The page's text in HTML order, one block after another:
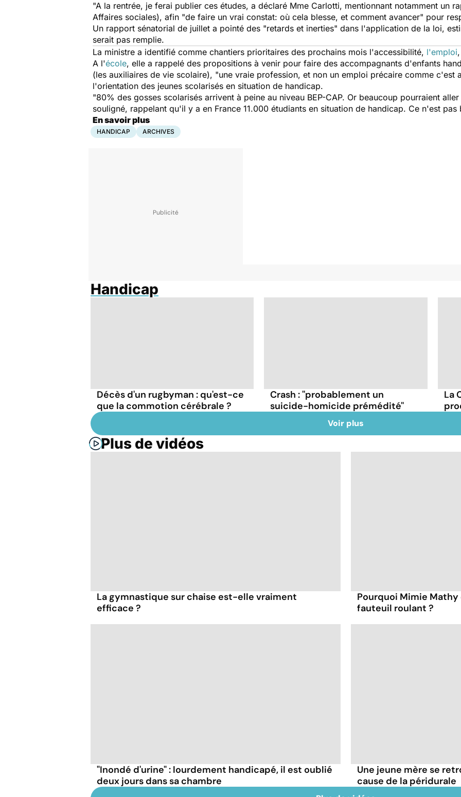
"A la rentrée, je ferai publier ces études, a déclaré Mme Carlotti, mentionnant notamment un
Affaires sociales), afin "de faire un vrai constat: où cela blesse, et comment avancer" pour
Un rapport sénatorial de juillet a pointé des "retards et inerties" dans l'application de la loi,
serait pas remplie.
La ministre a identifié comme chantiers prioritaires des prochains mois l'accessibilité, l'emploi
A l'école, elle a rappelé des propositions à venir pour faire des accompagnants d'enfants
(les auxiliaires de vie scolaire), "une vraie profession, et non un emploi précaire comme c'est
l'orientation des jeunes scolarisés en situation de handicap.
"80% des gosses scolarisés arrivent à peine au niveau BEP-CAP. Or beaucoup pourraient
souligné, rappelant qu'il y a en France 11.000 étudiants en situation de handicap. Ce n'est pas
En savoir plus
HANDICAP ARCHIVES
Handicap
Décès d'un rugbyman : qu'est-ce
que la commotion cérébrale ?
Crash : ''probablement un
suicide-homicide prémédité''
La
Voir plus
Plus de vidéos
La gymnastique sur chaise est-elle vraiment
efficace ?
Pourquoi Mimie
fauteuil roulant ?
"Inondé d'urine" : lourdement handicapé, il est oublié
deux jours dans sa chambre
Une jeune mère se
cause de la péridurale